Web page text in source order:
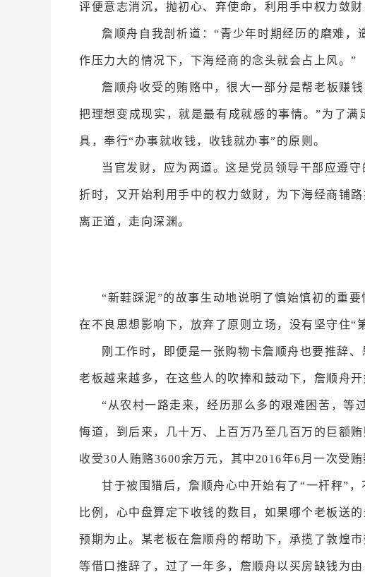
评便意志消沉，抛初心、弃使命，利用手中权力敛
詹顺舟自我剖析道：“青少年时期经历的磨难
作压力大的情况下，下海经商的念头就会占上风。”
詹顺舟收受的贿赂中，很大一部分是帮老板赚
把理想变成现实，就是最有成就感的事情。”为了
具，奉行“办事就收钱，收钱就办事”的原则。
当官发财，应为两道。这是党员领导干部应遵
折时，又开始利用手中的权力敛财，为下海经商铺
离正道，走向深渊。
“新鞋踩泥”的故事生动地说明了慎始慎初的重
在不良思想影响下，放弃了原则立场，没有坚守住“
刚工作时，即便是一张购物卡詹顺舟也要推辞
老板越来越多，在这些人的吹捧和鼓动下，詹顺舟
“从农村一路走来，经历那么多的艰难困苦，等
悔道，到后来，几十万、上百万乃至几百万的巨额
收受30人贿赂3600余万元，其中2016年6月一次受贿
甘于被围猎后，詹顺舟心中开始有了“一杆秤”
比例，心中盘算定下收钱的数目，如果哪个老板送
预期为止。某老板在詹顺舟的帮助下，承揽了敦煌
等借口推辞了，过了一年多，詹顺舟以买房缺钱为由